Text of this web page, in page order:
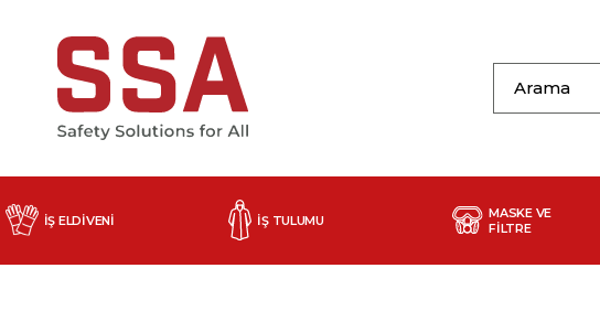
İŞ ELDİVENİ İŞ TULUMU
MASKE VE
FİLTRE